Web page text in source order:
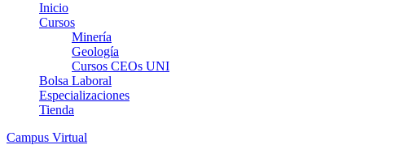
Inicio
Cursos
Minería
Geología
Cursos CEOs UNI
Bolsa Laboral
Especializaciones
Tienda
Campus Virtual